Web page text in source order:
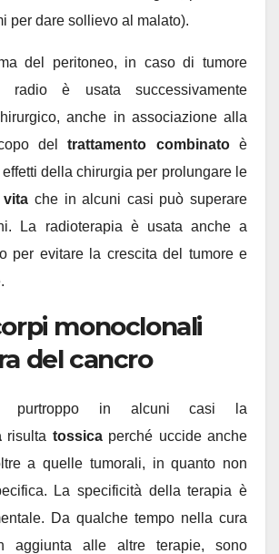
per dare sollievo al malato).
del peritoneo, in caso di tumore
radio è usata successivamente
anche in associazione alla
deltrattamento combinatoè
della chirurgia per prolungare le
vita che in alcuni casi può superare
La radioterapia è usata anche a
per evitare la crescita del tumore e
monoclonali
del cancro
purtroppo in alcuni casi la
risulta tossica perché uccide anche
a quelle tumorali, in quanto non
La specificità della terapia è
Da qualche tempo nella cura
aggiunta alle altre terapie, sono